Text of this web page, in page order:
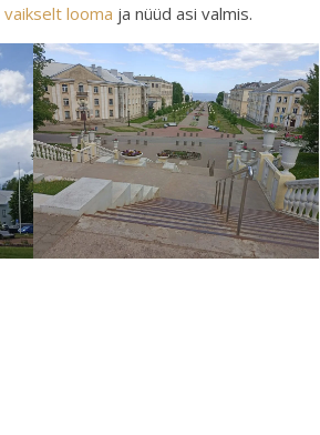
vaikselt looma ja nüüd asi valmis.